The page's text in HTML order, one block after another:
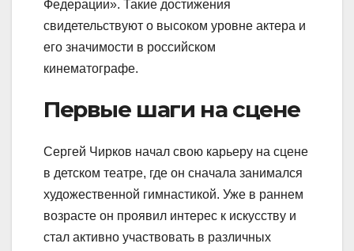
Федерации». Такие достижения
свидетельствуют о высоком уровне актера и
его значимости в российском
кинематографе.
Первые шаги на сцене
Сергей Чирков начал свою карьеру на сцене
в детском театре, где он сначала занимался
художественной гимнастикой. Уже в раннем
возрасте он проявил интерес к искусству и
стал активно участвовать в различных